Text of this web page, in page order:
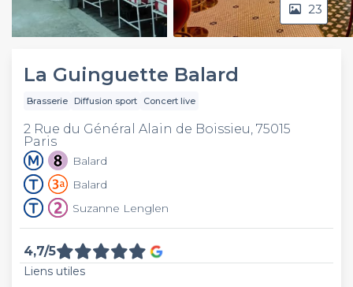
Video
23
La Guinguette Balard
Brasserie Diffusion sport Concert live
2 Rue du Général Alain de Boissieu, 75015
Paris
Balard
Balard
Suzanne Lenglen
4,7/5
Liens utiles